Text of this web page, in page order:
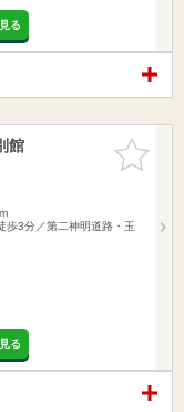
る
お気に入
りに追加
館
歩3分／第二神明道路・玉
る